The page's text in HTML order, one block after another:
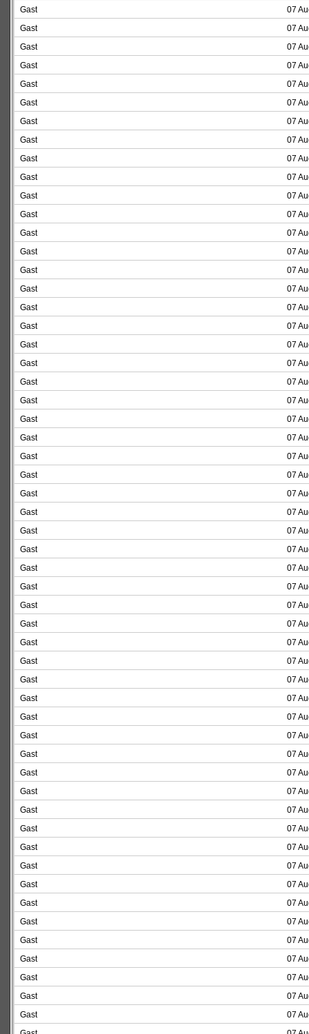
Gast
07
Gast
07
Gast
07
Gast
07
Gast
07
Gast
07
Gast
07
Gast
07
Gast
07
Gast
07
Gast
07
Gast
07
Gast
07
Gast
07
Gast
07
Gast
07
Gast
07
Gast
07
Gast
07
Gast
07
Gast
07
Gast
07
Gast
07
Gast
07
Gast
07
Gast
07
Gast
07
Gast
07
Gast
07
Gast
07
Gast
07
Gast
07
Gast
07
Gast
07
Gast
07
Gast
07
Gast
07
Gast
07
Gast
07
Gast
07
Gast
07
Gast
07
Gast
07
Gast
07
Gast
07
Gast
07
Gast
07
Gast
07
Gast
07
Gast
07
Gast
07
Gast
07
Gast
07
Gast
07
Gast
07